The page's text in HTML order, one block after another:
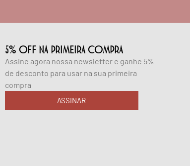
5% OFF NA PRIMEIRA COMPRA
Assine agora nossa newsletter e ganhe 5%
de desconto para usar na sua primeira
compra
ASSINAR